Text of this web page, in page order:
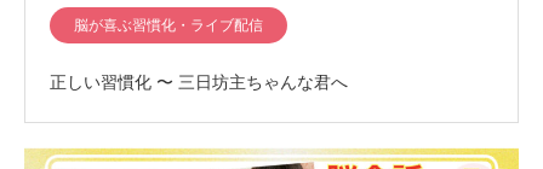
脳が喜ぶ習慣化・ライブ配信
正しい習慣化 〜 三日坊主ちゃんな君へ